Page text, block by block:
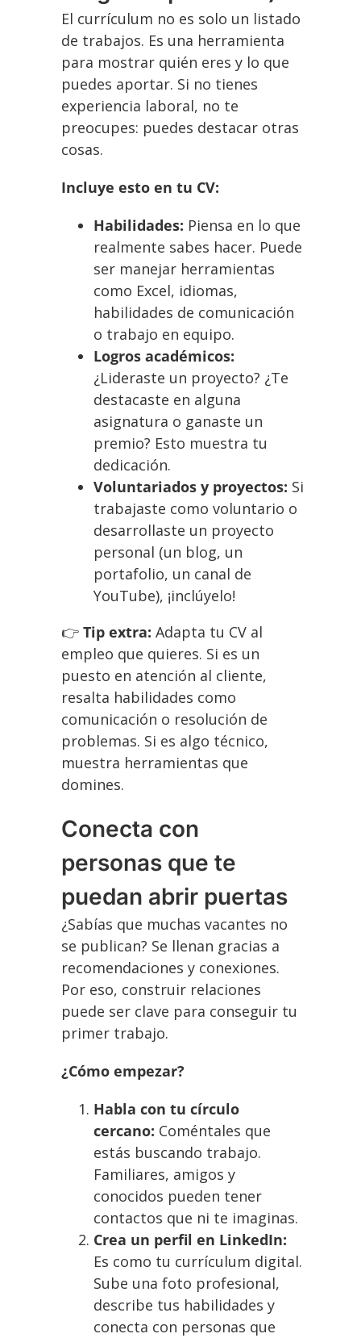
El currículum no es solo un listado
de trabajos. Es una herramienta
para mostrar quién eres y lo que
puedes aportar. Si no tienes
experiencia laboral, no te
preocupes: puedes destacar otras
cosas.
Incluye esto en tu CV:
Habilidades: Piensa en lo que
realmente sabes hacer. Puede
ser manejar herramientas
como Excel, idiomas,
habilidades de comunicación
o trabajo en equipo.
Logros académicos:
¿Lideraste un proyecto? ¿Te
destacaste en alguna
asignatura o ganaste un
premio? Esto muestra tu
dedicación.
Voluntariados y proyectos: Si
trabajaste como voluntario o
desarrollaste un proyecto
personal (un blog, un
portafolio, un canal de
YouTube), ¡inclúyelo!
👉Tip extra: Adapta tu CV al
empleo que quieres. Si es un
puesto en atención al cliente,
resalta habilidades como
comunicación o resolución de
problemas. Si es algo técnico,
muestra herramientas que
domines.
Conecta con
personas que te
puedan abrir puertas
¿Sabías que muchas vacantes no
se publican? Se llenan gracias a
recomendaciones y conexiones.
Por eso, construir relaciones
puede ser clave para conseguir tu
primer trabajo.
¿Cómo empezar?
Habla con tu círculo
cercano: Coméntales que
estás buscando trabajo.
Familiares, amigos y
conocidos pueden tener
contactos que ni te imaginas.
Crea un perfil en LinkedIn:
Es como tu currículum digital.
Sube una foto profesional,
describe tus habilidades y
conecta con personas que